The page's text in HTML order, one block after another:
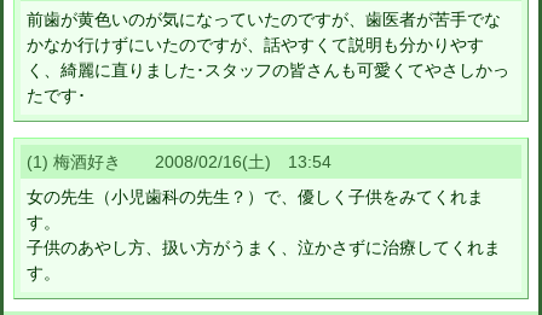
前歯が黄色いのが気になっていたのですが、歯医者が苦手でな
かなか行けずにいたのですが、話やすくて説明も分かりやす
く、綺麗に直りました･スタッフの皆さんも可愛くてやさしかっ
たです･
(1) 梅酒好き 2008/02/16(土) 13:54
女の先生（小児歯科の先生？）で、優しく子供をみてくれま
す。
子供のあやし方、扱い方がうまく、泣かさずに治療してくれま
す。